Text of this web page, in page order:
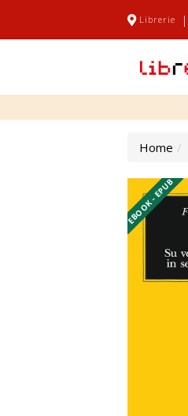
Librerie |
Home
EBOOK - EPUB